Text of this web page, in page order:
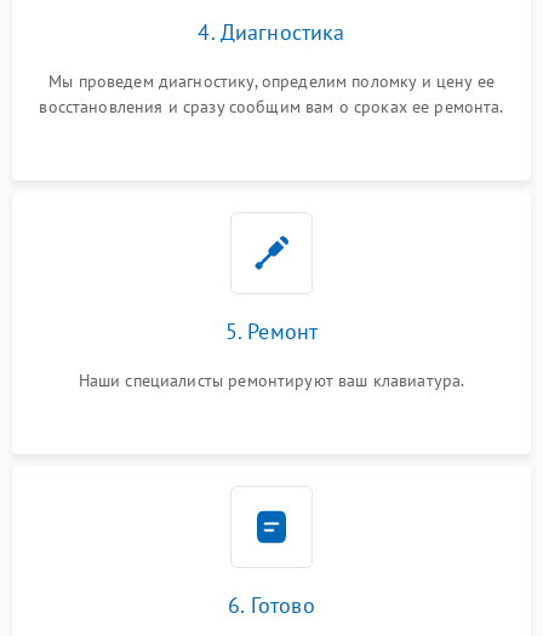
4. Диагностика
Мы проведем диагностику, определим поломку и цену ее
восстановления и сразу сообщим вам о сроках ее ремонта.
5. Ремонт
Наши специалисты ремонтируют ваш клавиатура.
6. Готово